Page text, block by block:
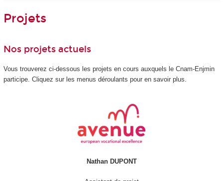
Projets
Nos projets actuels
Vous trouverez ci-dessous les projets en cours auxquels le Cnam-Enjmin
participe. Cliquez sur les menus déroulants pour en savoir plus.
Nathan DUPONT